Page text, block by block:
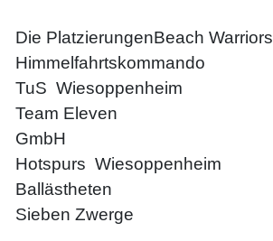
Die PlatzierungenBeach Warriors
Himmelfahrtskommando
TuS Wiesoppenheim
Team Eleven
GmbH
Hotspurs Wiesoppenheim
Ballästheten
Sieben Zwerge